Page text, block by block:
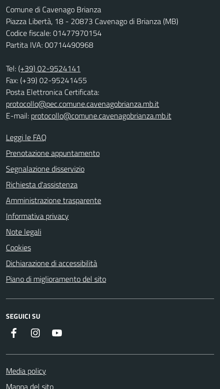
Comune di Cavenago Brianza
Piazza Libertà, 18 - 20873 Cavenago di Brianza (MB)
Codice fiscale: 01477970154
Partita IVA: 00714490968
Tel:(+39) 02-9524141
Fax: (+39) 02-95241455
Posta Elettronica Certificata:
protocollo@pec.comune.cavenagobrianza.mb.it
E-mail: protocollo@comune.cavenagobrianza.mb.it
Leggi le FAQ
Prenotazione appuntamento
Segnalazione disservizio
Richiesta d'assistenza
Amministrazione trasparente
Informativa privacy
Note legali
Cookies
Dichiarazione di accessibilità
Piano di miglioramento del sito
SEGUICI SU
Facebook Instagram
Media policy
Mappa del sito